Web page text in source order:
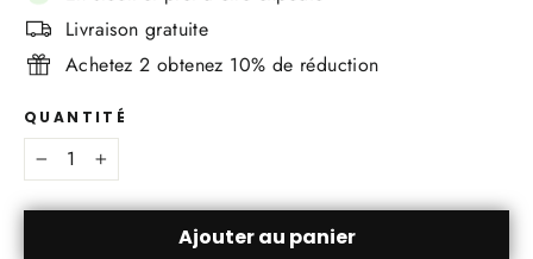
M
L XL
Livraison gratuite
Achetez 2 obtenez 10% de réduction
QUANTITÉ
− +
Ajouter au panier